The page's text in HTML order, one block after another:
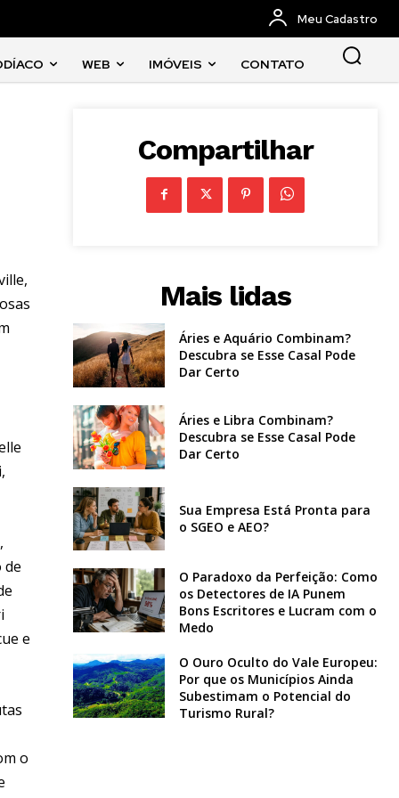
Meu Cadastro
WEB IMÓVEIS CONTATO
de
e
o
Compartilhar
Mais lidas
Áries e Aquário Combinam?
Descubra se Esse Casal Pode
Dar Certo
Áries e Libra Combinam?
Descubra se Esse Casal Pode
Dar Certo
Sua Empresa Está Pronta para
o SGEO e AEO?
O Paradoxo da Perfeição: Como
os Detectores de IA Punem
Bons Escritores e Lucram com o
Medo
O Ouro Oculto do Vale Europeu:
Por que os Municípios Ainda
Subestimam o Potencial do
Turismo Rural?